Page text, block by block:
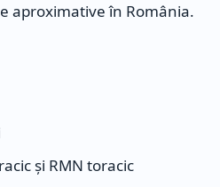
aproximative în România.
și RMN toracic